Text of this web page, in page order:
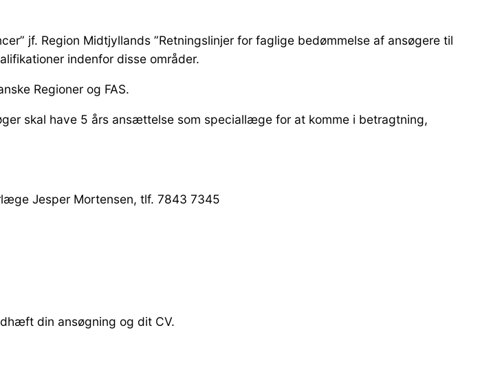
jf. Region Midtjyllands ”Retningslinjer for faglige bedømmelse af ansøgere til
indenfor disse områder.
Regioner og FAS.
skal have 5 års ansættelse som speciallæge for at komme i betragtning,
Jesper Mortensen, tlf. 7843 7345
din ansøgning og dit CV.